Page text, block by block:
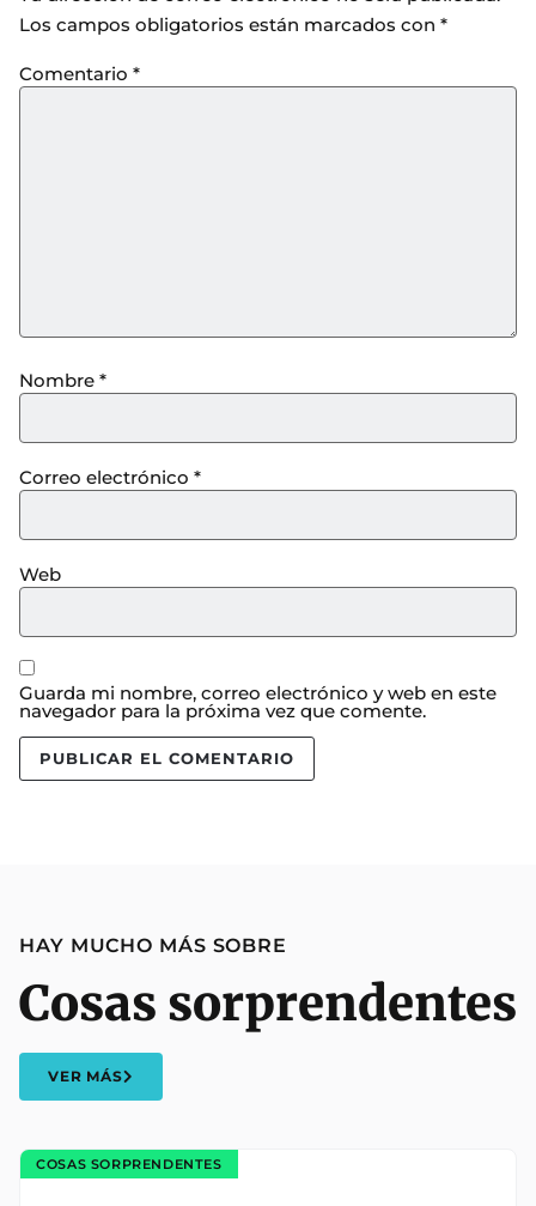
Los campos obligatorios están marcados con *
Comentario *
Nombre *
Correo electrónico *
Web
Guarda mi nombre, correo electrónico y web en este
navegador para la próxima vez que comente.
HAY MUCHO MÁS SOBRE
Cosas sorprendentes
VER MÁS
COSAS SORPRENDENTES